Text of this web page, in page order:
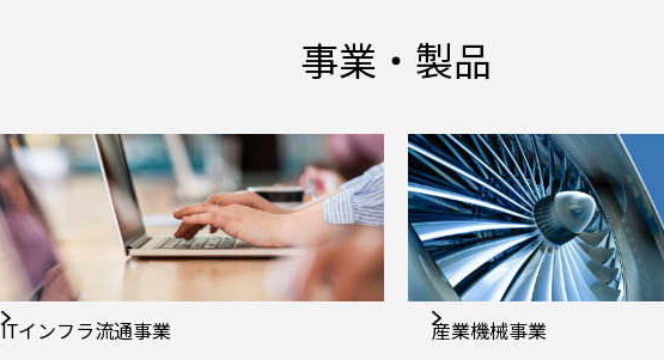
事業・製品
ITインフラ流通事業 産業機械事業